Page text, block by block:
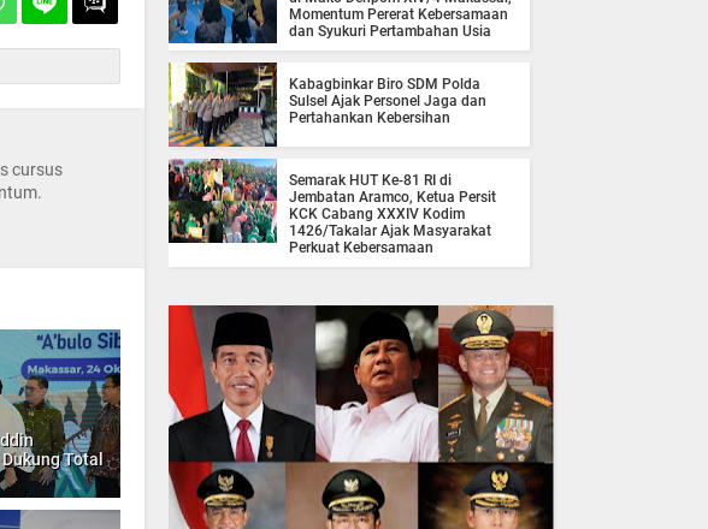
cursus
Dukung Total
Momentum Pererat Kebersamaan
dan Syukuri Pertambahan Usia
Kabagbinkar Biro SDM Polda
Sulsel Ajak Personel Jaga dan
Pertahankan Kebersihan
Semarak HUT Ke-81 RI di
Jembatan Aramco, Ketua Persit
KCK Cabang XXXIV Kodim
1426/Takalar Ajak Masyarakat
Perkuat Kebersamaan